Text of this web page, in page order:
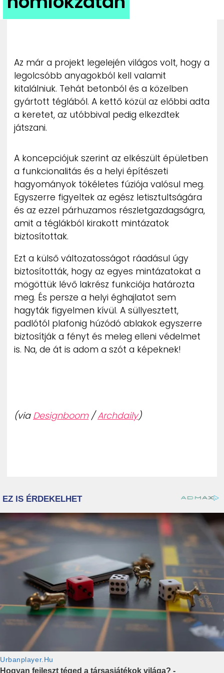
ZENE
ADATKEZELÉSI TÁJÉKOZTATÓ
Az már a projekt legelején világos volt, hogy a
legolcsóbb anyagokból kell valamit
kitalálniuk. Tehát betonból és a közelben
gyártott téglából. A kettő közül az előbbi adta
a keretet, az utóbbival pedig elkezdtek
játszani.
A koncepciójuk szerint az elkészült épületben
a funkcionalitás és a helyi építészeti
hagyományok tökéletes fúziója valósul meg.
Egyszerre figyeltek az egész letisztultságára
és az ezzel párhuzamos részletgazdagságra,
amit a téglákból kirakott mintázatok
biztosítottak.
Ezt a külső változatosságot ráadásul úgy
biztosították, hogy az egyes mintázatokat a
mögöttük lévő lakrész funkciója határozta
meg. És persze a helyi éghajlatot sem
hagyták figyelmen kívül. A süllyesztett,
padlótól plafonig húzódó ablakok egyszerre
biztosítják a fényt és meleg elleni védelmet
is. Na, de át is adom a szót a képeknek!
(via Designboom/Archdaily)